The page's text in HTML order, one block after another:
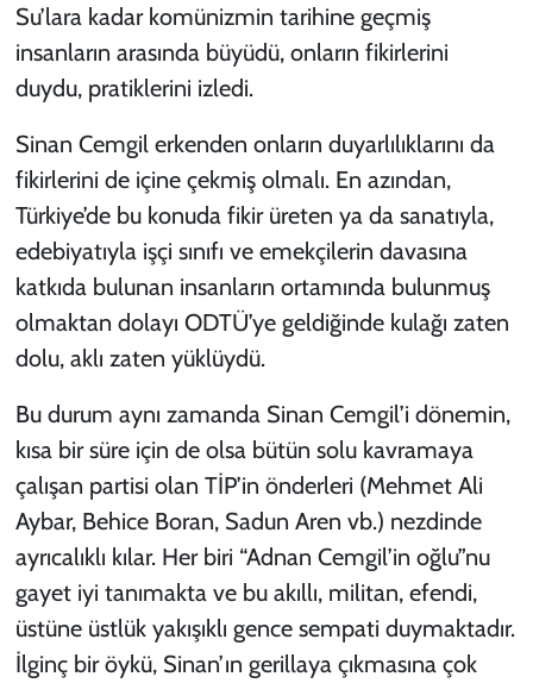
Su’lara kadar komünizmin tarihine geçmiş
insanların arasında büyüdü, onların fikirlerini
duydu, pratiklerini izledi.
Sinan Cemgil erkenden onların duyarlılıklarını da
fikirlerini de içine çekmiş olmalı. En azından,
Türkiye’de bu konuda fikir üreten ya da sanatıyla,
edebiyatıyla işçi sınıfı ve emekçilerin davasına
katkıda bulunan insanların ortamında bulunmuş
olmaktan dolayı ODTÜ’ye geldiğinde kulağı zaten
dolu, aklı zaten yüklüydü.
Bu durum aynı zamanda Sinan Cemgil’i dönemin,
kısa bir süre için de olsa bütün solu kavramaya
çalışan partisi olan TİP’in önderleri (Mehmet Ali
Aybar, Behice Boran, Sadun Aren vb.) nezdinde
ayrıcalıklı kılar. Her biri “Adnan Cemgil’in oğlu”nu
gayet iyi tanımakta ve bu akıllı, militan, efendi,
üstüne üstlük yakışıklı gence sempati duymaktadır.
İlginç bir öykü, Sinan’ın gerillaya çıkmasına çok